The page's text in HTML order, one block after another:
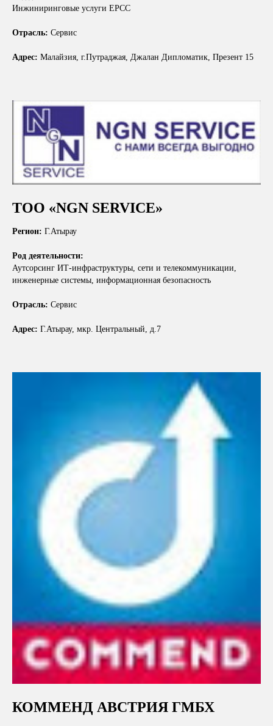
Инжиниринговые услуги EPCC
Отрасль: Сервис
Адрес: Малайзия, г.Путраджая, Джалан Дипломатик, Презент 15
ТОО «NGN SERVICE»
Регион: Г.Атырау
Род деятельности:
Аутсорсинг ИТ-инфраструктуры, сети и телекоммуникации,
инженерные системы, информационная безопасность
Отрасль: Сервис
Адрес: Г.Атырау, мкр. Центральный, д.7
КОММЕНД АВСТРИЯ ГМБХ